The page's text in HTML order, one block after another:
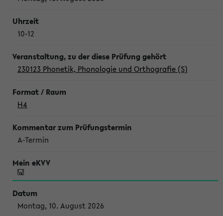
10-12
230123 Phonetik, Phonologie und Orthografie (S)
H4
A-Termin
Montag, 10. August 2026